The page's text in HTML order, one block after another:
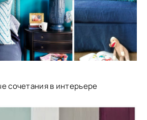
сочетания в интерьере